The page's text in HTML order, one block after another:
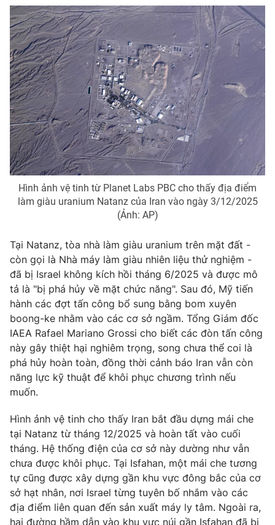
THỜI BÁO VTV
Theo dõi báo trên
Cơ quan chủ quản:Đài Truyền hình Việt Nam
Cơ quan báo chí:Thời báo VTV
Giấy phép hoạt động báo in và báo điện tử số 483/GP-BTTTT
cấp ngày 29/12/2023
Tổng Biên tập: Vũ Thanh Thủy
Phó Tổng Biên tập:
Nguyễn Thị Mỹ Hạnh, Phạm Quốc Thắng,
Tổng đài VTV: 024.38 355 931 - 024.38 355 932
Ðiện thoại Thời báo VTV:024.66 897 897
Email: toasoan@vtv.vn
Liên hệ quảng cáo:024-7300.7108
® Cấm sao chép dưới mọi hình thức nếu không có sự chấp
thuận bằng văn bản. Ghi rõ nguồn VTV.vn khi phát hành lại
thông tin từ website này.
Hình ảnh vệ tinh từ Planet Labs PBC cho thấy địa điểm
làm giàu uranium Natanz của Iran vào ngày 3/12/2025
(Ảnh: AP)
Tại Natanz, tòa nhà làm giàu uranium trên mặt đất -
còn gọi là Nhà máy làm giàu nhiên liệu thử nghiệm -
đã bị Israel không kích hồi tháng 6/2025 và được mô
tả là "bị phá hủy về mặt chức năng". Sau đó, Mỹ tiến
hành các đợt tấn công bổ sung bằng bom xuyên
boong-ke nhằm vào các cơ sở ngầm. Tổng Giám đốc
IAEA Rafael Mariano Grossi cho biết các đòn tấn công
này gây thiệt hại nghiêm trọng, song chưa thể coi là
phá hủy hoàn toàn, đồng thời cảnh báo Iran vẫn còn
năng lực kỹ thuật để khôi phục chương trình nếu
muốn.
Hình ảnh vệ tinh cho thấy Iran bắt đầu dựng mái che
tại Natanz từ tháng 12/2025 và hoàn tất vào cuối
tháng. Hệ thống điện của cơ sở này dường như vẫn
chưa được khôi phục. Tại Isfahan, một mái che tương
tự cũng được xây dựng gần khu vực đông bắc của cơ
sở hạt nhân, nơi Israel từng tuyên bố nhắm vào các
địa điểm liên quan đến sản xuất máy ly tâm. Ngoài ra,
hai đường hầm dẫn vào khu vực núi gần Isfahan đã bị